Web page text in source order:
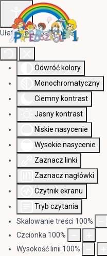
Ułatwienia dostępu
Odwróć kolory
Monochromatyczny
Ciemny kontrast
Jasny kontrast
Niskie nasycenie
Wysokie nasycenie
Zaznacz linki
Zaznacz nagłówki
Czytnik ekranu
Tryb czytania
Skalowanie treści 100%
Czcionka 100%
Wysokość linii 100%